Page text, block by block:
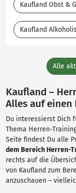
Kaufland Obst &
Kaufland
Alle
Kaufland –
Alles auf einen
Du interessierst Dich
Thema Herren-
Seite findest Du alle
dem Bereich Herren-
rechts auf die
von Kaufland zum
anzuschauen –